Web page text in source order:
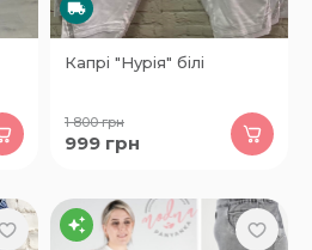
Капрі "Нурія" білі
1 800грн
999 грн